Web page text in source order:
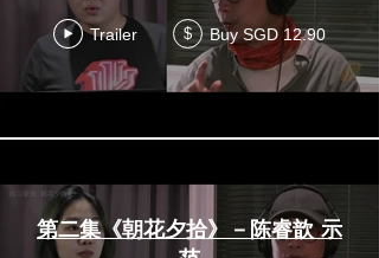
Trailer $ Buy SGD 12.90
第二集《朝花夕拾》－陈睿歆 示